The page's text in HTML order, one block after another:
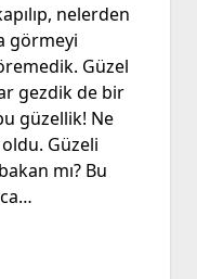
nelerden
görmeyi
Güzel
gezdik de bir
güzellik! Ne
Güzeli
mı? Bu